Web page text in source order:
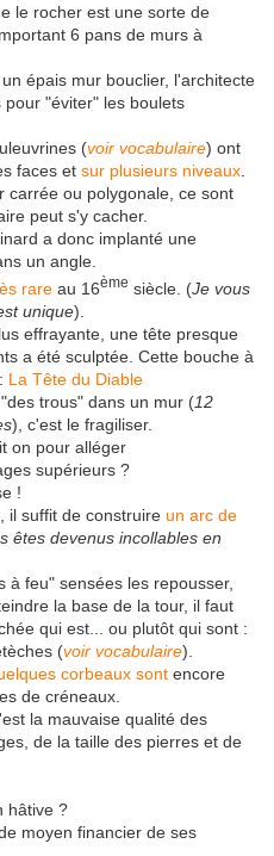
le rocher est une sorte de
6 pans de murs à
épais mur bouclier, l'architecte
"éviter" les boulets
(voir vocabulaire) ont
faces et sur plusieurs niveaux
carrée ou polygonale, ce sont
peut s'y cacher.
a donc implanté une
un angle.
rare au 16ème siècle. (Je vous
unique).
effrayante, une tête presque
a été sculptée. Cette bouche à
La Tête du Diable
trous" dans un mur (12
), c'est le fragiliser.
on pour alléger
supérieurs ?
!
il suffit de construire un arc de
êtes devenus incollables en
à feu" sensées les repousser,
la base de la tour, il faut
qui est... ou plutôt qui sont :
(voir vocabulaire).
corbeaux sont encore
de créneaux.
la mauvaise qualité des
de la taille des pierres et de
hâtive ?
moyen financier de ses